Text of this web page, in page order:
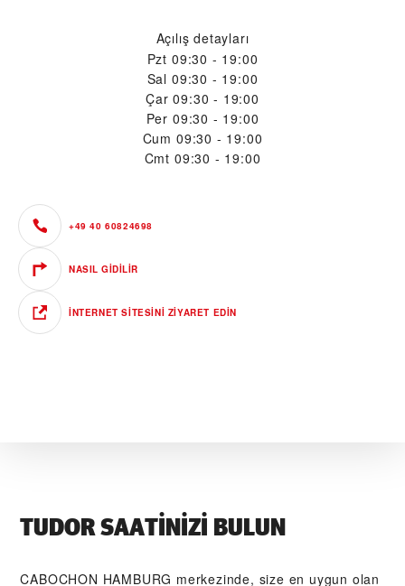
Açılış detayları
Pzt 09:30 - 19:00
Sal 09:30 - 19:00
Çar 09:30 - 19:00
Per 09:30 - 19:00
Cum 09:30 - 19:00
Cmt 09:30 - 19:00
+49 40 60824698
NASIL GIDILIR
İNTERNET SITESINI ZIYARET EDIN
TUDOR SAATINIZI BULUN
‭CABOCHON HAMBURG‬ merkezinde, size en uygun olan